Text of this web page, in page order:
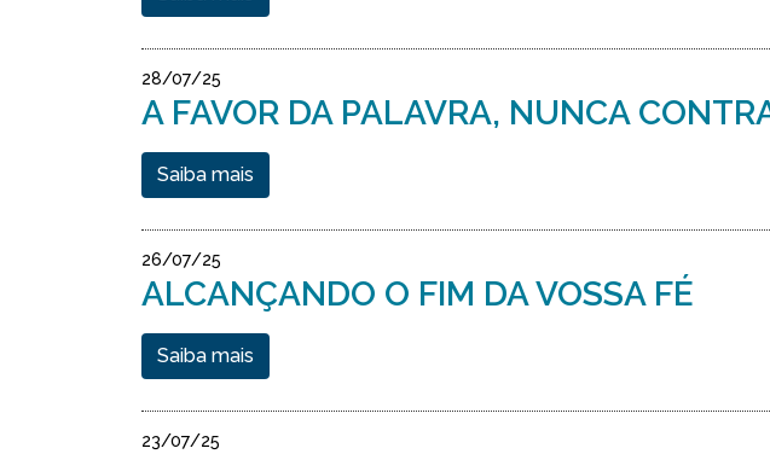
28/07/25
A FAVOR DA PALAVRA, NUNCA
Saiba mais
26/07/25
ALCANÇANDO O FIM DA VOSSA FÉ
Saiba mais
23/07/25